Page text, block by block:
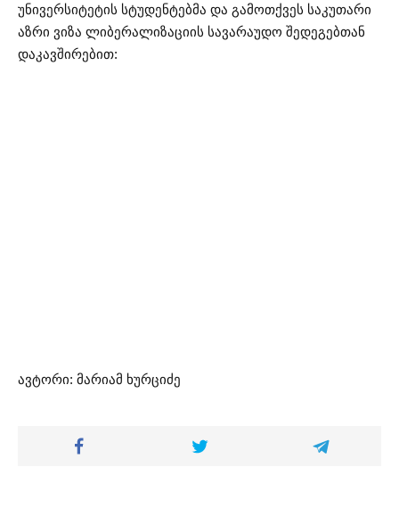
უნივერსიტეტის სტუდენტებმა და გამოთქვეს საკუთარი
აზრი ვიზა ლიბერალიზაციის სავარაუდო შედეგებთან
დაკავშირებით:
ავტორი: მარიამ ხურციძე